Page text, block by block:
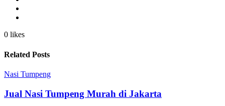
0 likes
Related Posts
Nasi Tumpeng
Jual Nasi Tumpeng Murah di Jakarta